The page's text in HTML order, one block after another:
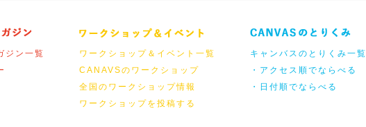
ジン一覧
ワークショップ＆イベント一覧
CANAVSのワークショップ
全国のワークショップ情報
ワークショップを投稿する
キャンバスのとりくみ一覧
・アクセス順でならべる
・日付順でならべる